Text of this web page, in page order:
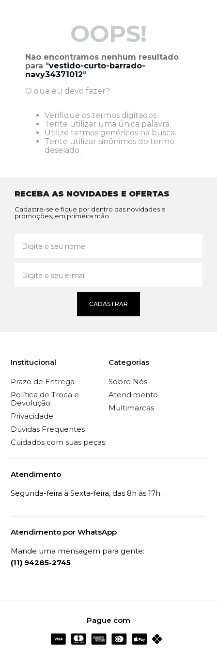
OOPS!
Não encontramos nenhum resultado
para "vestido-curto-barrado-
navy34371012"
O que eu devo fazer?
Verifique os termos digitados.
Tente utilizar uma única palavra.
Utilize termos genéricos na busca.
Tente utilizar sinônimos do termo
desejado.
RECEBA AS NOVIDADES E OFERTAS
Cadastre-se e fique por dentro das novidades e
promoções, em primeira mão.
CADASTRAR
Institucional
Prazo de Entrega
Política de Troca e
Devolução
Privacidade
Dúvidas Frequentes
Cuidados com suas peças
Categorias
Sobre Nós
Atendimento
Multimarcas
Atendimento
Segunda-feira à Sexta-feira, das 8h às 17h.
Atendimento por WhatsApp
Mande uma mensagem para gente:
(11) 94285-2745
Pague com